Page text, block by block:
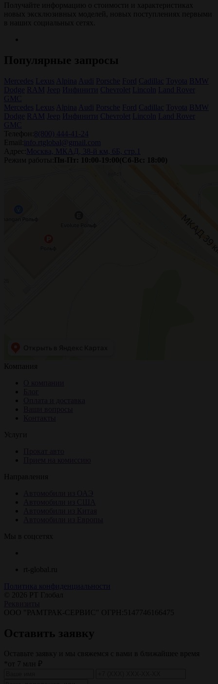
Получайте информацию о стоимости и характеристиках
новых эксклюзивных моделей, новых поступлениях первыми
в наших социальных сетях.
Популярные запросы
Mercedes Lexus Alpina Audi Porsche Ford Cadillac Toyota BMW
Dodge RAM Jeep Инфинити Chevrolet Lincoln
Land Rover
GMC
Mercedes Lexus Alpina Audi Porsche Ford Cadillac Toyota BMW
Dodge RAM Jeep Инфинити Chevrolet Lincoln
Land Rover
GMC
Телефон: 8(800) 444-41-24
Email:
info.rtglobal@gmail.com
Адрес:
Москва, МКАД, 38-й км, 6Б, стр.1
Режим работы:
Пн-Пт: 10:00-19:00(Сб-Вс: 18:00)
Компания
Услуги
Направления
Мы в соцсетях
rt-global.ru
Политика конфиденциальности
© 2026 РТ Глобал
ООО "РАМТРАК-СЕРВИС" ОГРН:5147746166475
Оставить заявку
Оставьте заявку и мы свяжемся с вами в ближайшее время
*от 7 млн ₽